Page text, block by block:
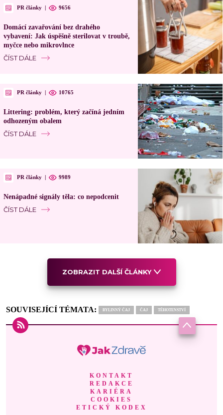
PR články | 9656
Domácí zavařování bez drahého
vybavení: Jak úspěšně sterilovat v troubě,
myčce nebo mikrovlnce
ČÍST DÁLE
PR články | 10765
Littering: problém, který začíná jedním
odhozeným obalem
ČÍST DÁLE
PR články | 9989
Nenápadné signály těla: co nepodcenit
ČÍST DÁLE
ZOBRAZIT DALŠÍ ČLÁNKY
SOUVISEJÍCÍ TÉMATA: BYLINNÝ ČAJ ČAJ TĚHOTENSTVÍ
KONTAKT
REDAKCE
KARIÉRA
COOKIES
ETICKÝ KODEX